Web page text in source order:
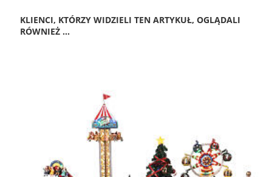
KLIENCI, KTÓRZY WIDZIELI TEN ARTYKUŁ, OGLĄDALI
RÓWNIEŻ ...